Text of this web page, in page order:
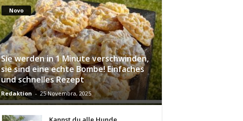
Novo
Sie werden in 1 Minute verschwinden,
sie sind eine echte Bombe! Einfaches
und schnelles Rezept
Redaktion - 25 Novembra, 2025